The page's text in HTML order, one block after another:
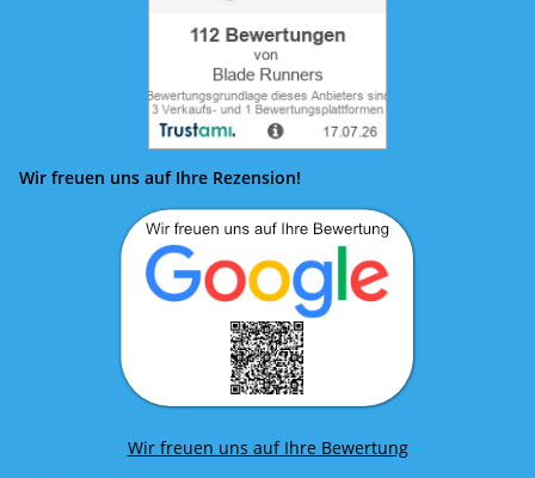
Wir freuen uns auf Ihre Rezension!
Wir freuen uns auf Ihre Bewertung